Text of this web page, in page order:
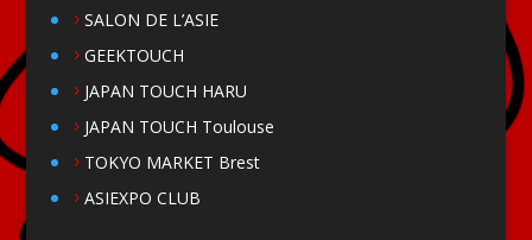
SALON DE L’ASIE
GEEKTOUCH
JAPAN TOUCH HARU
JAPAN TOUCH Toulouse
TOKYO MARKET Brest
ASIEXPO CLUB